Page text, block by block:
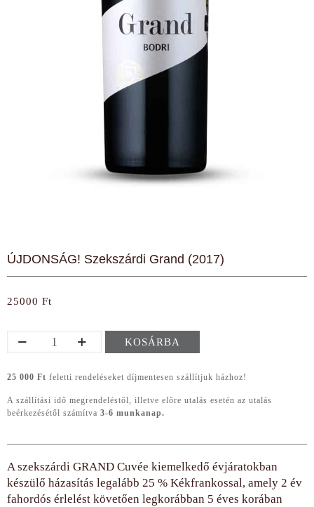
ÚJDONSÁG! Szekszárdi Grand (2017)
25000 Ft
ÚJDONSÁG!
(2017)
KOSÁRBA
25 000 Ft feletti rendeléseket díjmentesen szállítjuk házhoz!
A szállítási idő megrendeléstől, illetve előre utalás esetén az utalás
beérkezésétől számítva 3-6 munkanap.
A szekszárdi GRAND Cuvée kiemelkedő évjáratokban
készülő házasítás legalább 25 % Kékfrankossal, amely 2 év
fahordós érlelést követően legkorábban 5 éves korában